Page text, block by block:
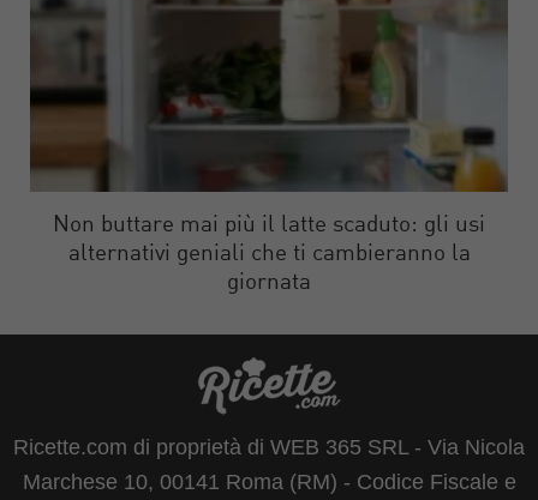
Non buttare mai più il latte scaduto: gli usi
alternativi geniali che ti cambieranno la
giornata
Ricette.com di proprietà di WEB 365 SRL - Via Nicola
Marchese 10, 00141 Roma (RM) - Codice Fiscale e